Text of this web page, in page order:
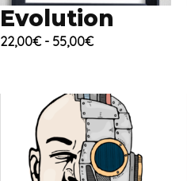
Evolution
22,00€ - 55,00€Fascia
da
22,00€
a
55,00€